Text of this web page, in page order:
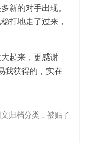
新的对手出现。
打地走了过来，
起来，更感谢
我获得的，实在
归档分类，被贴了